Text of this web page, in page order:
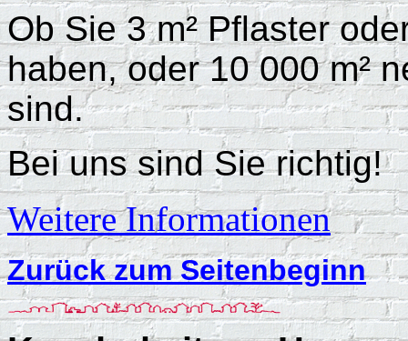
Ob Sie 3 m² Pflaster
haben,oder 10 000 m²
sind.
Bei uns sind Sie richtig!
Weitere Informationen
Zurück zum Seitenbeginn